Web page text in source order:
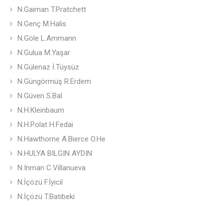
N.Gaiman T.Pratchett
N.Genç M.Halis
N.Göle L.Ammann
N.Gulua M.Yaşar
N.Gülenaz İ.Tüysüz
N.Güngörmüş R.Erdem
N.Güven S.Bal
N.H.Kleinbaum
N.H.Polat H.Fedai
N.Hawthorne A.Bierce O.He
N.HULYA BILGIN AYDIN
N.Inman C.Villanueva
N.İçözü F.İyicil
N.İçözü T.Batıbeki